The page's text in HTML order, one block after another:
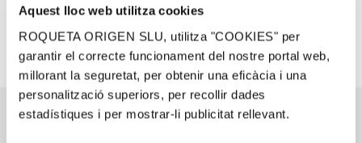
Aquest lloc web utilitza cookies
ROQUETA ORIGEN SLU, utilitza "COOKIES" per
garantir el correcte funcionament del nostre portal web,
millorant la seguretat, per obtenir una eficàcia i una
personalització superiors, per recollir dades
estadístiques i per mostrar-li publicitat rellevant.
visites@lafou.net|+34 689 211 408